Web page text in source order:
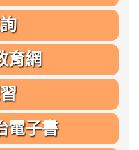
育網
電子書